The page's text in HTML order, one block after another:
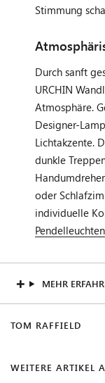
Stimmung
Durch sanft
URCHIN
Atmosphäre.
Designer-
Lichtakzente.
dunkle
oder
individuelle
Pendelleuchten
MEHR
TOM RAFFIELD
WEITERE ARTIKEL